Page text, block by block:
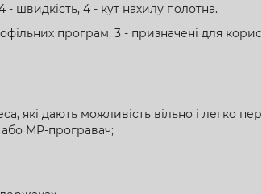
- швидкість, 4 - кут нахилу полотна.
програм, 3 - призначені для
які дають можливість вільно і легко
або МР-програвач;